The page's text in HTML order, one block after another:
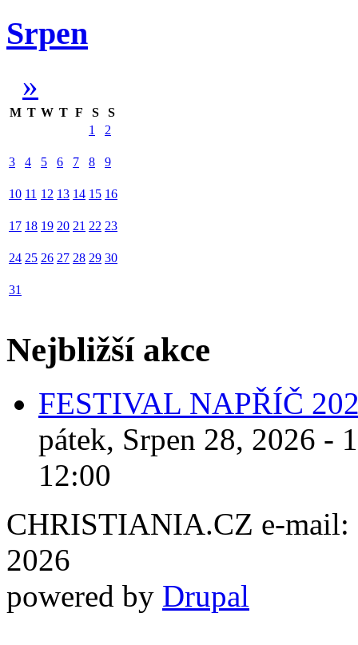
Srpen
»
M T W T F S
S
1
2
3 4 5 6 7 8 9
10 11 12 13 14 15 16
17 18 19 20 21 22 23
24 25 26 27 28 29 30
31
Nejbližší akce
FESTIVAL NAPŘÍČ
pátek, Srpen 28, 2026 -
12:00
CHRISTIANIA.CZ e-mail:
2026
powered by Drupal